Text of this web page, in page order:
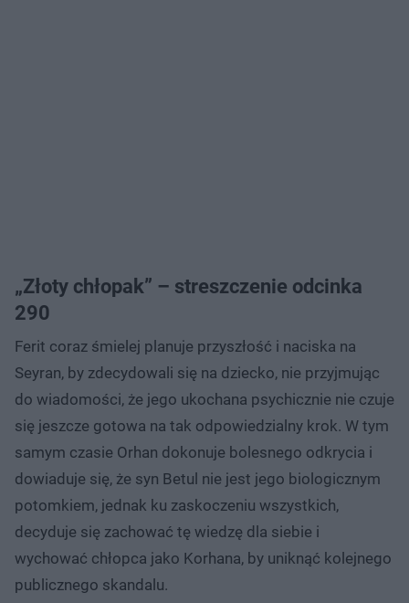
„Złoty chłopak” – streszczenie odcinka
290
Ferit coraz śmielej planuje przyszłość i naciska na
Seyran, by zdecydowali się na dziecko, nie przyjmując
do wiadomości, że jego ukochana psychicznie nie czuje
się jeszcze gotowa na tak odpowiedzialny krok. W tym
samym czasie Orhan dokonuje bolesnego odkrycia i
dowiaduje się, że syn Betul nie jest jego biologicznym
potomkiem, jednak ku zaskoczeniu wszystkich,
decyduje się zachować tę wiedzę dla siebie i
wychować chłopca jako Korhana, by uniknąć kolejnego
publicznego skandalu.